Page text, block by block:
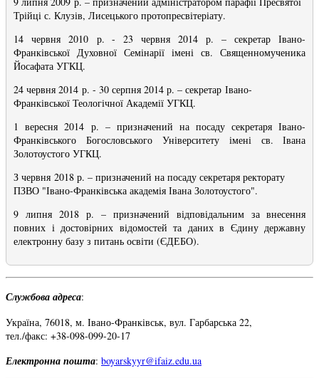
Трійці с. Клузів, Лисецького протопресвітеріату.
14 червня 2010 р. - 23 червня 2014 р. – секретар Івано-
Франківської Духовної Семінарії імені св. Священномученика
Йосафата УГКЦ.
24 червня 2014 р. - 30 серпня 2014 р. – секретар Івано-
Франківської Теологічної Академії УГКЦ.
1 вересня 2014 р. – призначений на посаду секретаря Івано-
Франківського Богословського Університету імені св. Івана
Золотоустого УГКЦ.
З червня 2018 р. – призначений на посаду секретаря ректорату
ПЗВО "Івано-Франківська академія Івана Золотоустого".
9 липня 2018 р. – призначений відповідальним за внесення
повних і достовірних відомостей та даних в Єдину державну
електронну базу з питань освіти (ЄДЕБО).
Службова адреса:
Україна, 76018, м. Івано-Франківськ, вул. Гарбарська 22,
тел./факс: +38-098-099-20-17
Електронна пошта: boyarskyyr@ifaiz.edu.ua